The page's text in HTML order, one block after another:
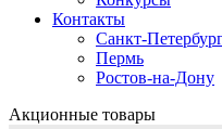
Контакты
Санкт-
Пермь
Ростов-на-Дону
Акционные товары